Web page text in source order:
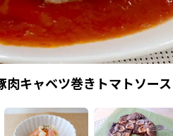
肉キャベツ巻きトマトソース